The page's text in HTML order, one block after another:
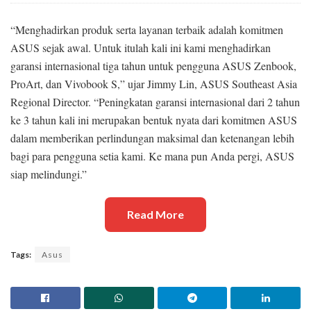
“Menghadirkan produk serta layanan terbaik adalah komitmen
ASUS sejak awal. Untuk itulah kali ini kami menghadirkan
garansi internasional tiga tahun untuk pengguna ASUS Zenbook,
ProArt, dan Vivobook S,” ujar Jimmy Lin, ASUS Southeast Asia
Regional Director. “Peningkatan garansi internasional dari 2 tahun
ke 3 tahun kali ini merupakan bentuk nyata dari komitmen ASUS
dalam memberikan perlindungan maksimal dan ketenangan lebih
bagi para pengguna setia kami. Ke mana pun Anda pergi, ASUS
siap melindungi.”
Read More
Tags: Asus